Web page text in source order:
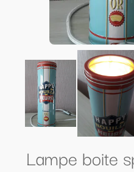
Lampe boite